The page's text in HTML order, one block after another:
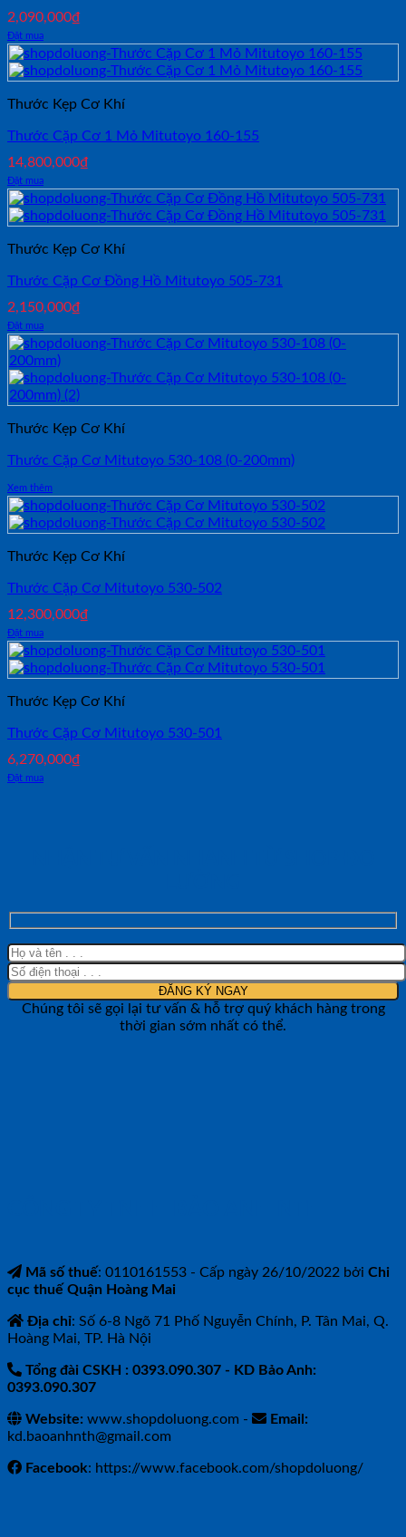
2,090,000₫
Đặt mua
Thước Kẹp Cơ Khí
Thước Cặp Cơ 1 Mỏ Mitutoyo 160-155
14,800,000₫
Đặt mua
Thước Kẹp Cơ Khí
Thước Cặp Cơ Đồng Hồ Mitutoyo 505-731
2,150,000₫
Đặt mua
Thước Kẹp Cơ Khí
Thước Cặp Cơ Mitutoyo 530-108 (0-200mm)
Xem thêm
Thước Kẹp Cơ Khí
Thước Cặp Cơ Mitutoyo 530-502
12,300,000₫
Đặt mua
Thước Kẹp Cơ Khí
Thước Cặp Cơ Mitutoyo 530-501
6,270,000₫
Đặt mua
Chúng tôi sẽ gọi lại tư vấn & hỗ trợ quý khách hàng trong
thời gian sớm nhất có thể.
Mã số thuế: 0110161553 - Cấp ngày 26/10/2022 bởi Chi
cục thuế Quận Hoàng Mai
Địa chỉ: Số 6-8 Ngõ 71 Phố Nguyễn Chính, P. Tân Mai, Q.
Hoàng Mai, TP. Hà Nội
Tổng đài CSKH : 0393.090.307 - KD Bảo Anh:
0393.090.307
Website: www.shopdoluong.com -
Email:
kd.baoanhnth@gmail.com
Facebook: https://www.facebook.com/shopdoluong/